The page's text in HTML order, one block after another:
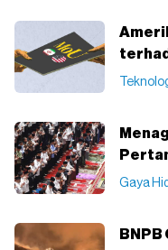
Gaya